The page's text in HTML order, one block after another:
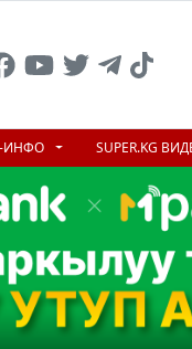
ИНФО SUPER.KG